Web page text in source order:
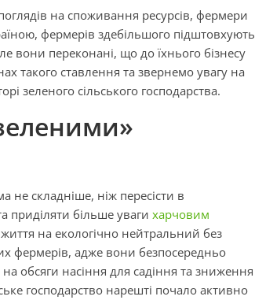
на споживання ресурсів, фермери
фермерів здебільшого підштовхують
вони переконані, що до їхнього бізнесу
такого ставлення та звернемо увагу на
зеленого сільського господарства.
не складніше, ніж пересісти в
приділяти більше уваги харчовим
на екологічно нейтральний без
фермерів, адже вони безпосередньо
обсяги насіння для садіння та зниження
господарство нарешті почало активно